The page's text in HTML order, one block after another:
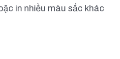
in nhiều màu sắc khác